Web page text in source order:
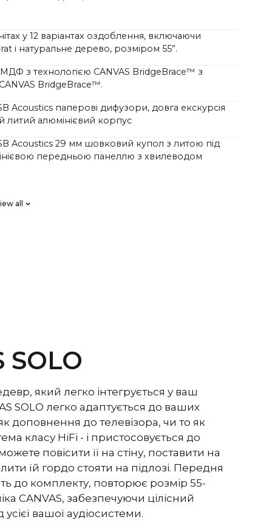
у 12 варіантах оздоблення, включаючи
і натуральне дерево, розміром 55”.
з технологією CANVAS BridgeBrace™ з
BridgeBrace™.
Acoustics паперові дифузори, довга екскурсія
литий алюмінієвий корпус
Acoustics 29 мм шовковий купол з литою під
передньою панеллю з хвилеводом
екскурсією
вищу вихідну потужність підсилювача.
велика кількість факторів, але найважливішим
в поєднанні з 2 x 6,5-дюймовими низько-/
динаміками і 2 x 5x8-дюймовими
динаміками, що дає 592 см2
поверхні, яка відповідає 12-дюймовому
динаміку. Таким чином, CANVAS HiFi є
а також відтворює гучніше і з більшою
ніж традиційні саундбари.
Bit / 192 kHz
all
SOLO
який легко інтегрується у ваш
SOLO легко адаптується до ваших
доповнення до телевізора, чи то як
класу HiFi - і пристосовується до
повісити її на стіну, поставити на
їй гордо стояти на підлозі. Передня
до комплекту, повторює розмір 55-
CANVAS, забезпечуючи цілісний
вашої аудіосистеми.